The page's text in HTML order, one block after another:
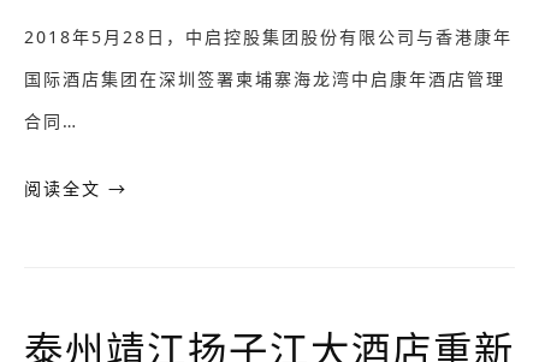
2018年5月28日，中启控股集团股份有限公司与香港康年
国际酒店集团在深圳签署柬埔寨海龙湾中启康年酒店管理
合同…
阅读全文 →
泰州靖江扬子江大酒店重新